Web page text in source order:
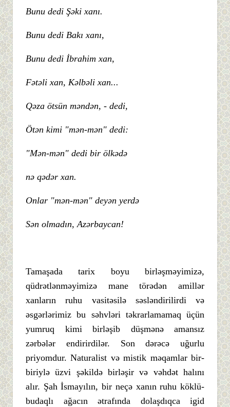
Bunu dedi Şəki xanı.
Bunu dedi Bakı xanı,
Bunu dedi İbrahim xan,
Fətəli xan, Kəlbəli xan...
Qəza ötsün məndən, - dedi,
Ötən kimi "mən-mən" dedi:
"Mən-mən" dedi bir ölkədə
nə qədər xan.
Onlar "mən-mən" deyən yerdə
Sən olmadın, Azərbaycan!
Tamaşada tarix boyu birləşməyimizə,
qüdrətlənməyimizə mane törədən amillər
xanların ruhu vasitəsilə səsləndirilirdi və
əsgərlərimiz bu səhvləri təkrarlamamaq üçün
yumruq kimi birləşib düşmənə amansız
zərbələr endirirdilər. Son dərəcə uğurlu
priyomdur. Naturalist və mistik məqamlar bir-
biriylə üzvi şəkildə birləşir və vəhdət halını
alır. Şah İsmayılın, bir neçə xanın ruhu köklü-
budaqlı ağacın ətrafında dolaşdıqca igid